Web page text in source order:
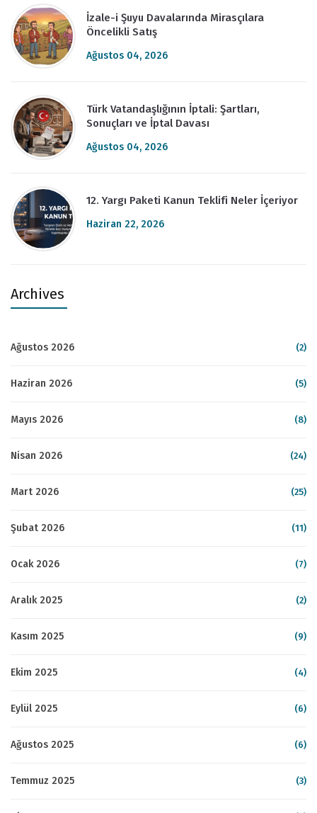
İzale-i Şuyu Davalarında Mirasçılara
Öncelikli Satış
Ağustos 04, 2026
Türk Vatandaşlığının İptali: Şartları,
Sonuçları ve İptal Davası
Ağustos 04, 2026
12. Yargı Paketi Kanun Teklifi Neler İçeriyor
Haziran 22, 2026
Archives
Ağustos 2026 (2)
Haziran 2026 (5)
Mayıs 2026 (8)
Nisan 2026 (24)
Mart 2026 (25)
Şubat 2026 (11)
Ocak 2026 (7)
Aralık 2025 (2)
Kasım 2025 (9)
Ekim 2025 (4)
Eylül 2025 (6)
Ağustos 2025 (6)
Temmuz 2025 (3)